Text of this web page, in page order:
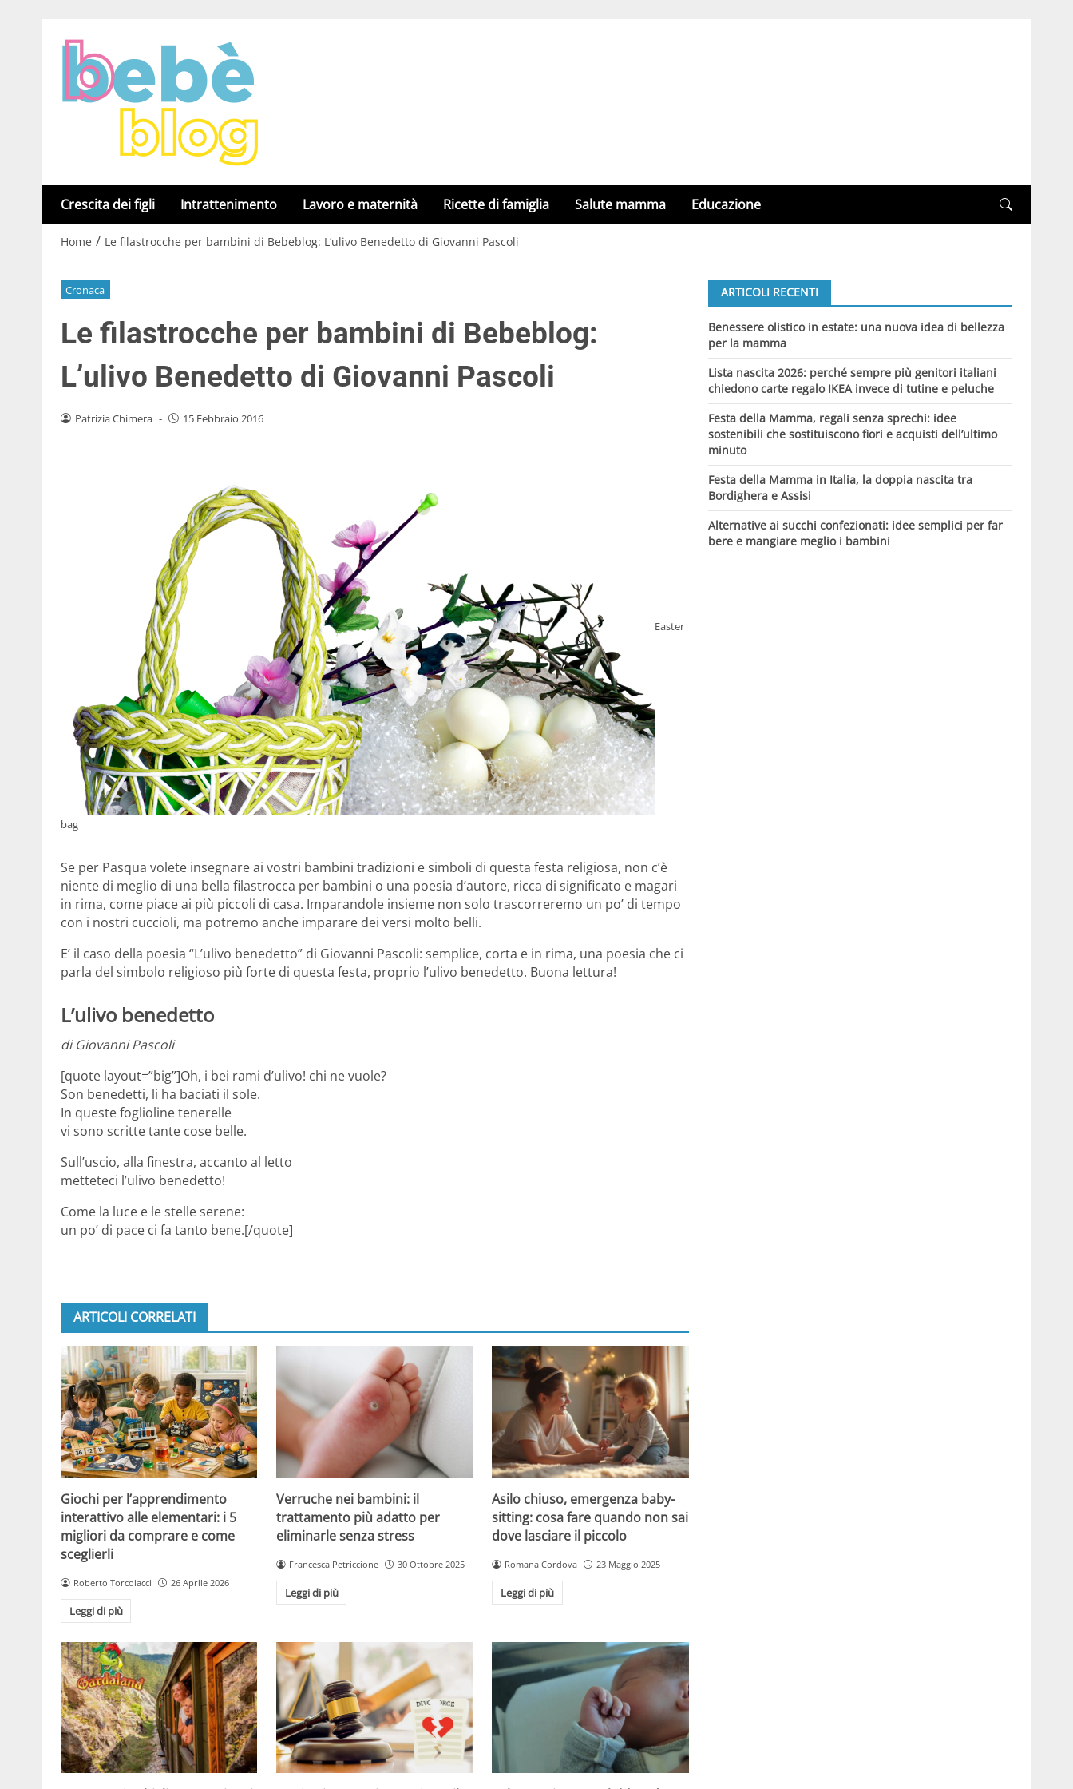
Crescita dei figli Intrattenimento Lavoro e maternità Ricette di famiglia Salute mamma Educazione
Home / Le filastrocche per bambini di Bebeblog: L’ulivo Benedetto di Giovanni Pascoli
Cronaca
Le filastrocche per bambini di Bebeblog:
L’ulivo Benedetto di Giovanni Pascoli
Patrizia Chimera - 15 Febbraio 2016
Easter
bag
Se per Pasqua volete insegnare ai vostri bambini tradizioni e simboli di questa festa religiosa, non c’è
niente di meglio di una bella filastrocca per bambini o una poesia d’autore, ricca di significato e magari
in rima, come piace ai più piccoli di casa. Imparandole insieme non solo trascorreremo un po’ di tempo
con i nostri cuccioli, ma potremo anche imparare dei versi molto belli.
E’ il caso della poesia “L’ulivo benedetto” di Giovanni Pascoli: semplice, corta e in rima, una poesia che ci
parla del simbolo religioso più forte di questa festa, proprio l’ulivo benedetto. Buona lettura!
L’ulivo benedetto
di Giovanni Pascoli
[quote layout=”big”]Oh, i bei rami d’ulivo! chi ne vuole?
Son benedetti, li ha baciati il sole.
In queste foglioline tenerelle
vi sono scritte tante cose belle.
Sull’uscio, alla finestra, accanto al letto
metteteci l’ulivo benedetto!
Come la luce e le stelle serene:
un po’ di pace ci fa tanto bene.[/quote]
ARTICOLI CORRELATI
Giochi per l’apprendimento
interattivo alle elementari: i 5
migliori da comprare e come
sceglierli
Roberto Torcolacci 26 Aprile 2026
Leggi di più
Verruche nei bambini: il
trattamento più adatto per
eliminarle senza stress
Francesca Petriccione 30 Ottobre 2025
Leggi di più
Asilo chiuso, emergenza baby-
sitting: cosa fare quando non sai
dove lasciare il piccolo
Romana Cordova 23 Maggio 2025
Leggi di più
ARTICOLI RECENTI
Benessere olistico in estate: una nuova idea di bellezza
per la mamma
Lista nascita 2026: perché sempre più genitori italiani
chiedono carte regalo IKEA invece di tutine e peluche
Festa della Mamma, regali senza sprechi: idee
sostenibili che sostituiscono fiori e acquisti dell’ultimo
minuto
Festa della Mamma in Italia, la doppia nascita tra
Bordighera e Assisi
Alternative ai succhi confezionati: idee semplici per far
bere e mangiare meglio i bambini